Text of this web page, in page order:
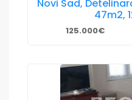
Novi Sad,
47m2,
125.000€